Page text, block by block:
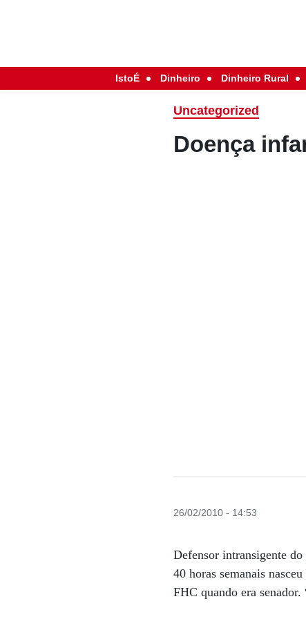
IstoÉ Dinheiro Dinheiro Rural
Uncategorized
Doença
26/02/2010 - 14:53
Defensor intransigente
40 horas semanais
FHC quando era